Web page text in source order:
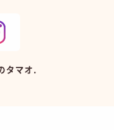
タマオ.